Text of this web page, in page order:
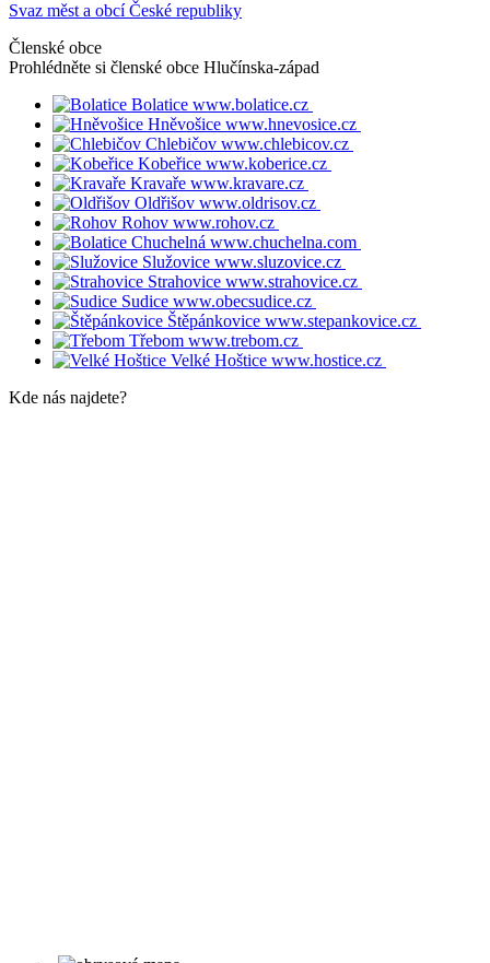
Svaz měst a obcí České republiky
Členské obce
Prohlédněte si členské obce Hlučínska-západ
Bolatice www.bolatice.cz
Hněvošice www.hnevosice.cz
Chlebičov www.chlebicov.cz
Kobeřice www.koberice.cz
Kravaře www.kravare.cz
Oldřišov www.oldrisov.cz
Rohov www.rohov.cz
Chuchelná www.chuchelna.com
Služovice www.sluzovice.cz
Strahovice www.strahovice.cz
Sudice www.obecsudice.cz
Štěpánkovice www.stepankovice.cz
Třebom www.trebom.cz
Velké Hoštice www.hostice.cz
Kde nás najdete?